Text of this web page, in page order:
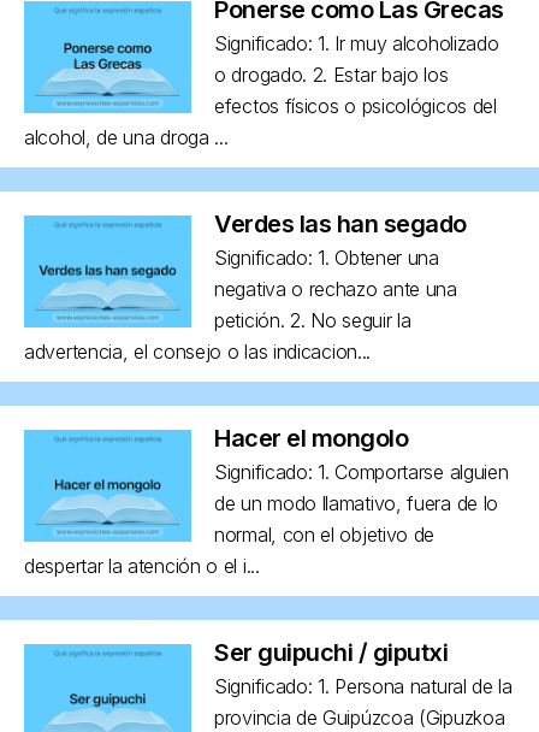
Ponerse como Las Grecas
Significado: 1. Ir muy alcoholizado
o drogado. 2. Estar bajo los
efectos físicos o psicológicos del
alcohol, de una droga ...
Verdes las han segado
Significado: 1. Obtener una
negativa o rechazo ante una
petición. 2. No seguir la
advertencia, el consejo o las indicacion...
Hacer el mongolo
Significado: 1. Comportarse alguien
de un modo llamativo, fuera de lo
normal, con el objetivo de
despertar la atención o el i...
Ser guipuchi / giputxi
Significado: 1. Persona natural de la
provincia de Guipúzcoa (Gipuzkoa